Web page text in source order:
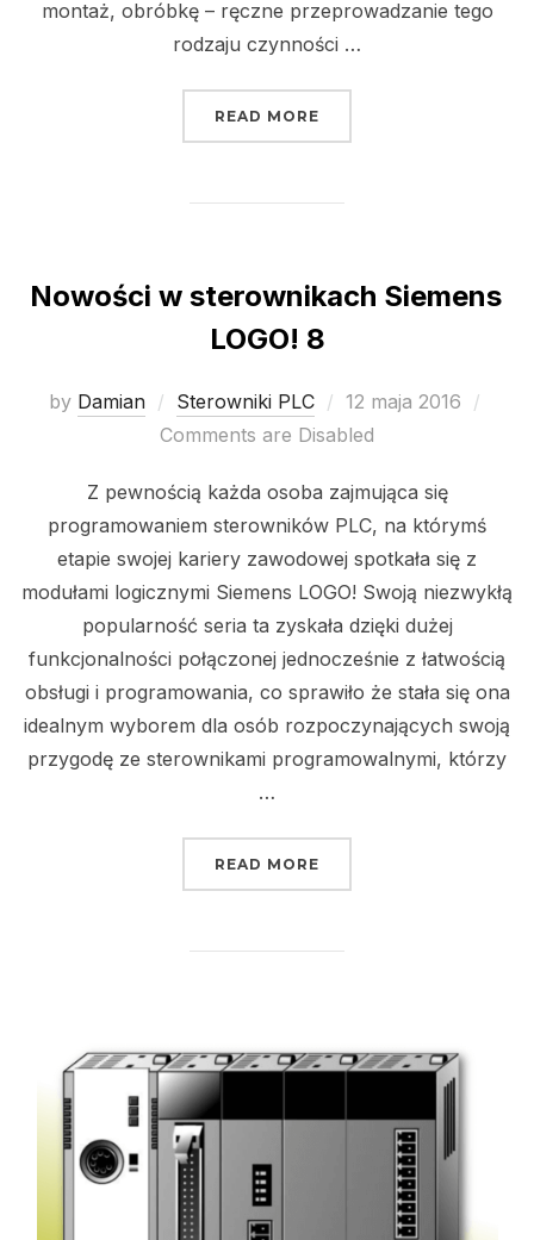
montaż, obróbkę – ręczne przeprowadzanie tego
rodzaju czynności …
READ MORE
Nowości w sterownikach Siemens
LOGO! 8
by Damian Sterowniki PLC
Posted
on
12 maja 2016
Comments are Disabled
Z pewnością każda osoba zajmująca się
programowaniem sterowników PLC, na którymś
etapie swojej kariery zawodowej spotkała się z
modułami logicznymi Siemens LOGO! Swoją niezwykłą
popularność seria ta zyskała dzięki dużej
funkcjonalności połączonej jednocześnie z łatwością
obsługi i programowania, co sprawiło że stała się ona
idealnym wyborem dla osób rozpoczynających swoją
przygodę ze sterownikami programowalnymi, którzy
…
READ MORE